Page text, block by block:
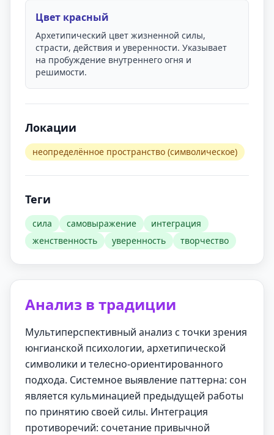
Цвет красный
Архетипический цвет жизненной силы,
страсти, действия и уверенности. Указывает
на пробуждение внутреннего огня и
решимости.
Локации
неопределённое пространство (символическое)
Теги
сила самовыражение
интеграция
женственность
уверенность творчество
Анализ в традиции
Мультиперспективный анализ с точки зрения
юнгианской психологии, архетипической
символики и телесно-ориентированного
подхода. Системное выявление паттерна: сон
является кульминацией предыдущей работы
по принятию своей силы. Интеграция
противоречий: сочетание привычной